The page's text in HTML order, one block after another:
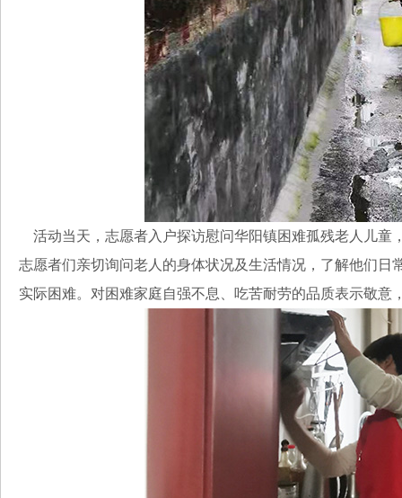
活动当天，志愿者入户探访慰问华阳镇困难孤残老人儿童
志愿者们亲切询问老人的身体状况及生活情况，了解他们
实际困难。对困难家庭自强不息、吃苦耐劳的品质表示敬意